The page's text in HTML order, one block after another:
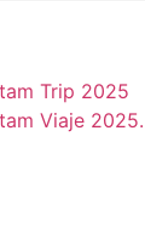
Trip 2025
Viaje 2025.